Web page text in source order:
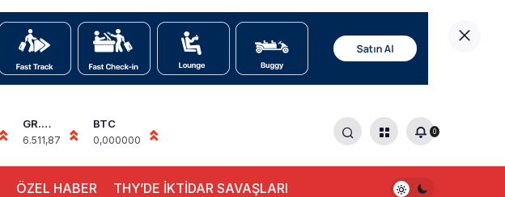
GR.
ALTIN
6.511,87
BTC
0,000000
0
ÖZEL HABER THY’DE İKTİDAR SAVAŞLARI